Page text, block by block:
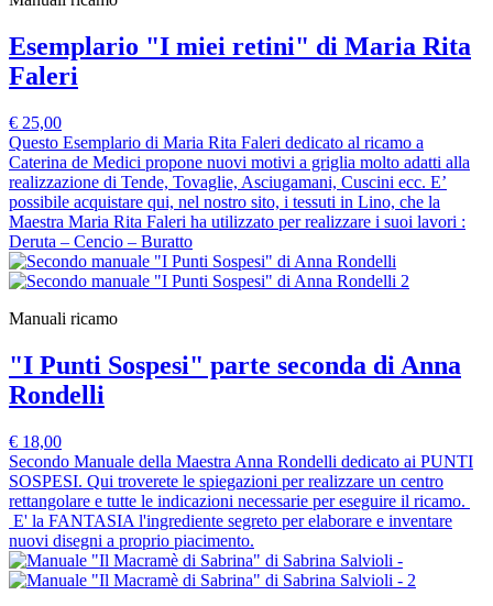
Esemplario "I miei retini" di Maria Rita
Faleri
€ 25,00
Questo Esemplario di Maria Rita Faleri dedicato al ricamo a
Caterina de Medici propone nuovi motivi a griglia molto adatti alla
realizzazione di Tende, Tovaglie, Asciugamani, Cuscini ecc. E’
possibile acquistare qui, nel nostro sito, i tessuti in Lino, che la
Maestra Maria Rita Faleri ha utilizzato per realizzare i suoi lavori :
Deruta – Cencio – Buratto
Manuali ricamo
"I Punti Sospesi" parte seconda di Anna
Rondelli
€ 18,00
Secondo Manuale della Maestra Anna Rondelli dedicato ai PUNTI
SOSPESI. Qui troverete le spiegazioni per realizzare un centro
rettangolare e tutte le indicazioni necessarie per eseguire il ricamo.
E' la FANTASIA l'ingrediente segreto per elaborare e inventare
nuovi disegni a proprio piacimento.